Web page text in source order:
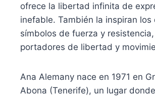
ofrece la libertad infinita de
inefable. También la inspiran los
símbolos de fuerza y
portadores de libertad y
Ana Alemany nace en 1971 en
Abona (Tenerife), un lugar